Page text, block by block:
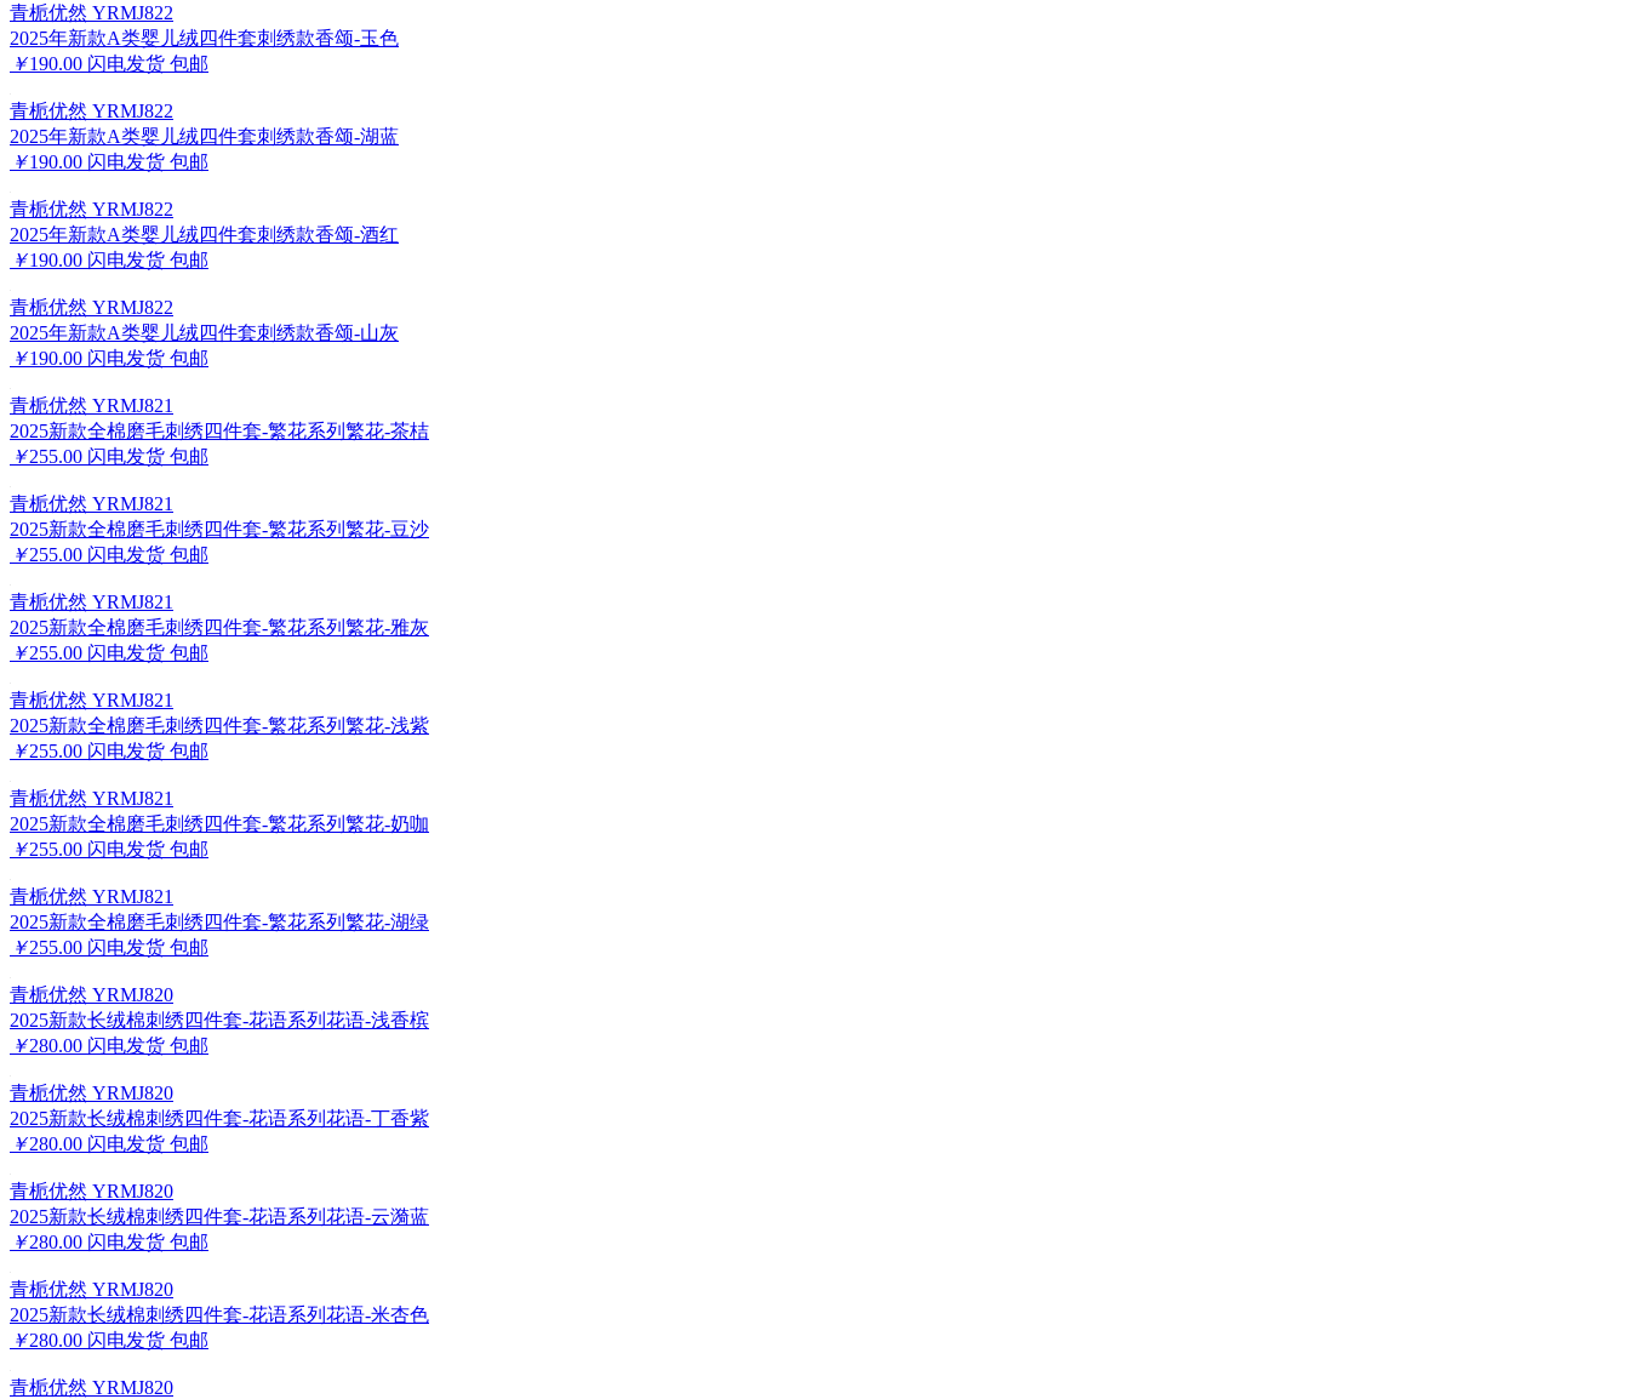
青栀优然 YRMJ822
2025年新款A类婴儿绒四件套刺绣款香颂-玉色
￥190.00 闪电发货 包邮
青栀优然 YRMJ822
2025年新款A类婴儿绒四件套刺绣款香颂-湖蓝
￥190.00 闪电发货 包邮
青栀优然 YRMJ822
2025年新款A类婴儿绒四件套刺绣款香颂-酒红
￥190.00 闪电发货 包邮
青栀优然 YRMJ822
2025年新款A类婴儿绒四件套刺绣款香颂-山灰
￥190.00 闪电发货 包邮
青栀优然 YRMJ821
2025新款全棉磨毛刺绣四件套-繁花系列繁花-茶桔
￥255.00 闪电发货 包邮
青栀优然 YRMJ821
2025新款全棉磨毛刺绣四件套-繁花系列繁花-豆沙
￥255.00 闪电发货 包邮
青栀优然 YRMJ821
2025新款全棉磨毛刺绣四件套-繁花系列繁花-雅灰
￥255.00 闪电发货 包邮
青栀优然 YRMJ821
2025新款全棉磨毛刺绣四件套-繁花系列繁花-浅紫
￥255.00 闪电发货 包邮
青栀优然 YRMJ821
2025新款全棉磨毛刺绣四件套-繁花系列繁花-奶咖
￥255.00 闪电发货 包邮
青栀优然 YRMJ821
2025新款全棉磨毛刺绣四件套-繁花系列繁花-湖绿
￥255.00 闪电发货 包邮
青栀优然 YRMJ820
2025新款长绒棉刺绣四件套-花语系列花语-浅香槟
￥280.00 闪电发货 包邮
青栀优然 YRMJ820
2025新款长绒棉刺绣四件套-花语系列花语-丁香紫
￥280.00 闪电发货 包邮
青栀优然 YRMJ820
2025新款长绒棉刺绣四件套-花语系列花语-云漪蓝
￥280.00 闪电发货 包邮
青栀优然 YRMJ820
2025新款长绒棉刺绣四件套-花语系列花语-米杏色
￥280.00 闪电发货 包邮
青栀优然 YRMJ820